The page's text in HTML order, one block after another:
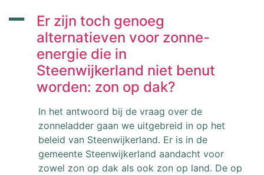
A
Er zijn toch genoeg
alternatieven voor zonne-
energie die in
Steenwijkerland niet benut
worden: zon op dak?
In het antwoord bij de vraag over de
zonneladder gaan we uitgebreid in op het
beleid van Steenwijkerland. Er is in de
gemeente Steenwijkerland aandacht voor
zowel zon op dak als ook zon op land. De op